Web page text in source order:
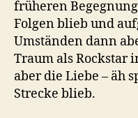
früheren
Folgen blieb und
Umständen dann
Traum als Rockstar
aber die Liebe – äh
Strecke blieb.